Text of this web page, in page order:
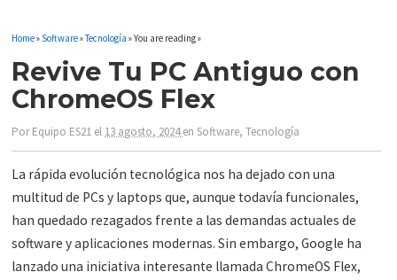
Home» Software»Tecnología » You are reading »
Revive Tu PC Antiguo con
ChromeOS Flex
PorEquipo ES21 el 13 agosto, 2024enSoftware,Tecnología
La rápida evolución tecnológica nos ha dejado con una
multitud de PCs y laptops que, aunque todavía funcionales,
han quedado rezagados frente a las demandas actuales de
software y aplicaciones modernas. Sin embargo, Google ha
lanzado una iniciativa interesante llamada ChromeOS Flex,